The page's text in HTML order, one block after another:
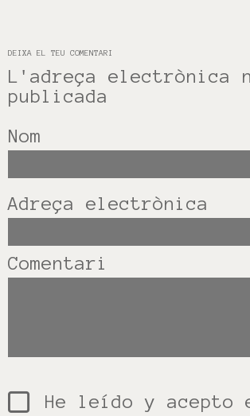
DEIXA EL TEU COMENTARI
L'adreça electrònica
publicada
Nom
Adreça electrònica
Comentari
He leído y acepto